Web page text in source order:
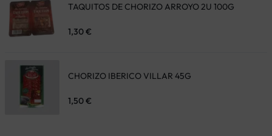
TAQUITOS DE CHORIZO ARROYO 2U 100G
1,30€
CHORIZO IBERICO VILLAR 45G
1,50€